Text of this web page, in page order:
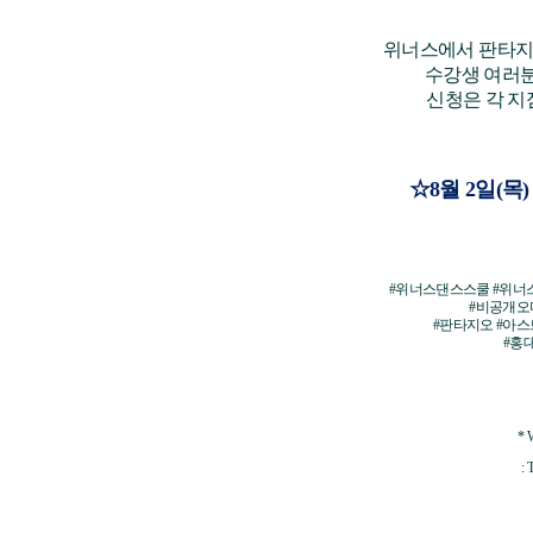
위너스에서 판타
수강생 여러
신청은 각 지
☆8월 2일(목
#위너스댄스스쿨 #위
#비공개오
#판타지오#아스
#홍
*
: